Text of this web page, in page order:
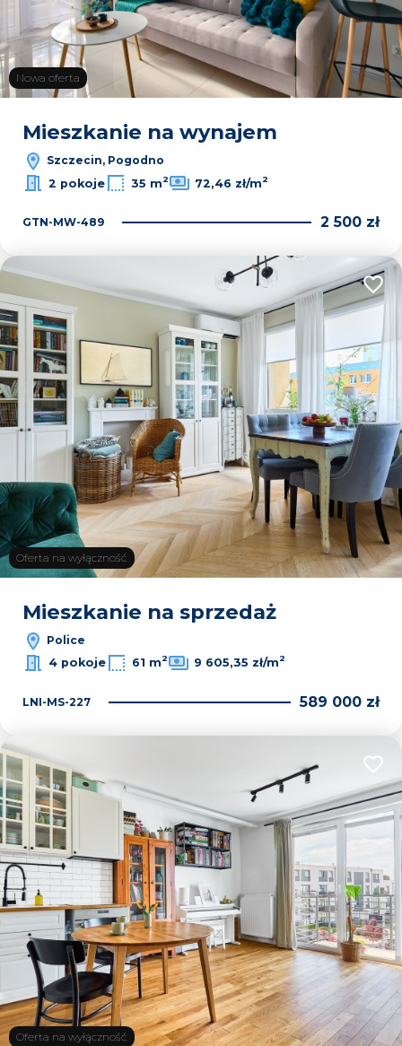
Nowa oferta
Mieszkanie na wynajem
Szczecin, Pogodno
2 pokoje
35 m2 72,46 zł/m2
GTN-MW-489 2 500 zł
Oferta na wyłączność
Mieszkanie na sprzedaż
Police
4 pokoje
61 m2 9 605,35 zł/m2
LNI-MS-227 589 000 zł
Oferta na wyłączność